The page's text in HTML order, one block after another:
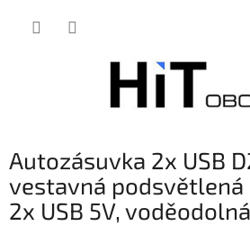
Autozásuvka 2x USB
vestavná podsvětlená
2x USB 5V, voděodolná